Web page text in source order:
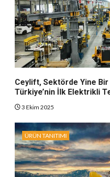
Ceylift, Sektörde Yine
Türkiye’nin İlk Elektrikli
3 Ekim 2025
ÜRÜN TANITIMI